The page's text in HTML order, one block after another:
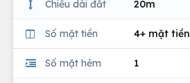
Chiều dài đất 20m
Số mặt tiền 4+ mặt tiền
Số mặt hẻm 1